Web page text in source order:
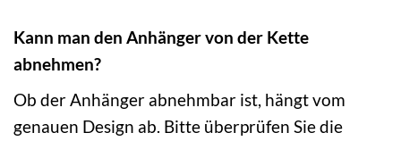
Kann man den Anhänger von der Kette
abnehmen?
Ob der Anhänger abnehmbar ist, hängt vom
genauen Design ab. Bitte überprüfen Sie die